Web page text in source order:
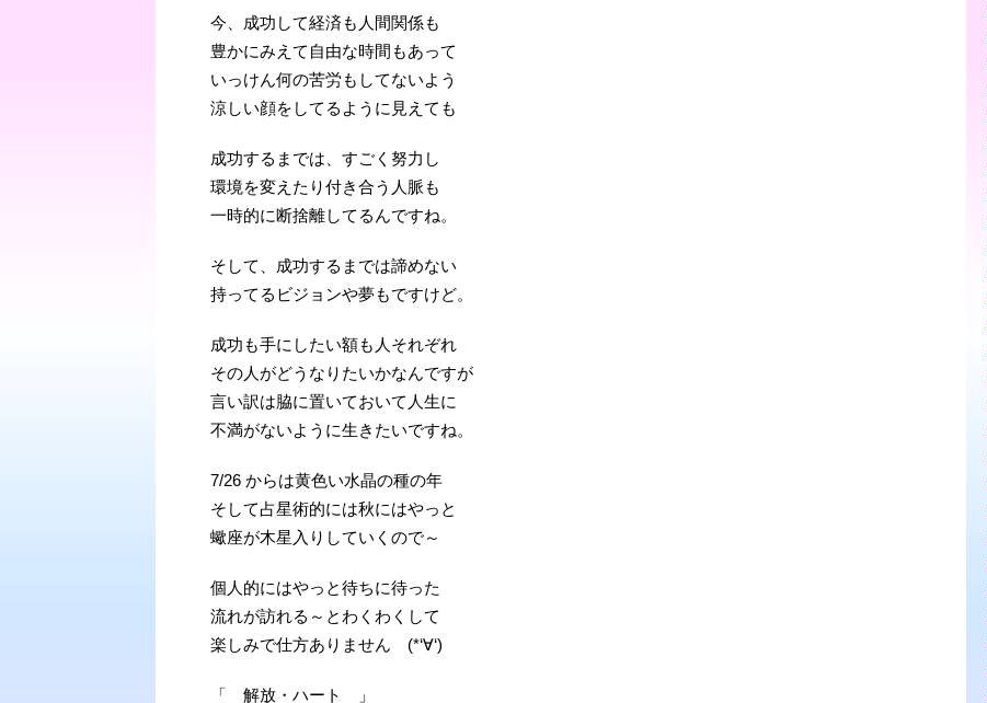
今、成功して経済も人間関係も
豊かにみえて自由な時間もあって
いっけん何の苦労もしてないよう
涼しい顔をしてるように見えても
成功するまでは、すごく努力し
環境を変えたり付き合う人脈も
一時的に断捨離してるんですね。
そして、成功するまでは諦めない
持ってるビジョンや夢もですけど。
成功も手にしたい額も人それぞれ
その人がどうなりたいかなんですが
言い訳は脇に置いておいて人生に
不満がないように生きたいですね。
7/26 からは黄色い水晶の種の年
そして占星術的には秋にはやっと
蠍座が木星入りしていくので～
個人的にはやっと待ちに待った
流れが訪れる～とわくわくして
楽しみで仕方ありません (*‘∀‘)
「 解放・ハート 」